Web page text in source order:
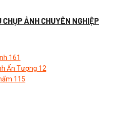
ẢNH CHUYÊN NGHIỆP
161
Ấn Tượng 12
115